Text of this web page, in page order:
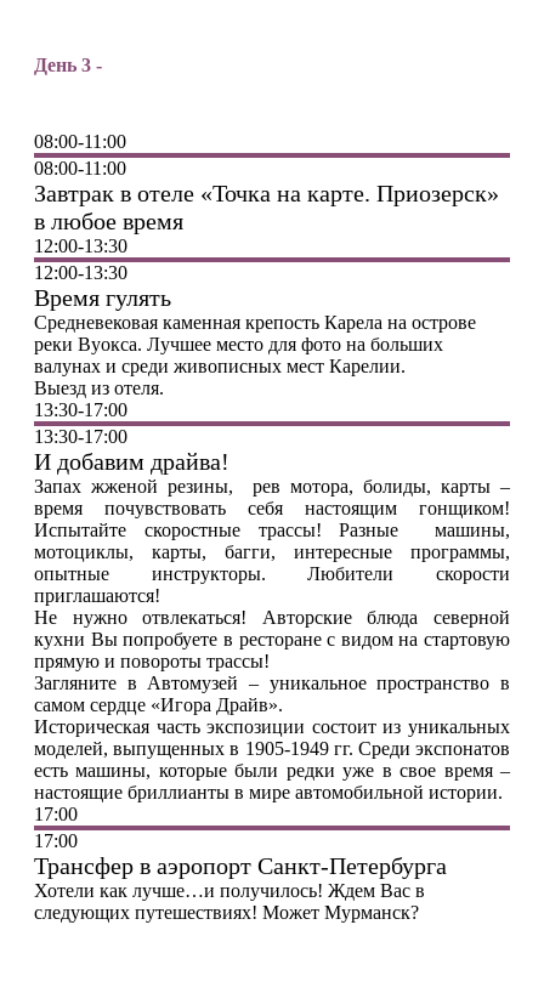
День 3 -
08:00-11:00
08:00-11:00
Завтрак в отеле «Точка на карте. Приозерск»
в любое время
12:00-13:30
12:00-13:30
Время гулять
Средневековая каменная крепость Карела на острове
реки Вуокса. Лучшее место для фото на больших
валунах и среди живописных мест Карелии.
Выезд из отеля.
13:30-17:00
13:30-17:00
И добавим драйва!
Запах жженой резины, рев мотора, болиды, карты –
время почувствовать себя настоящим гонщиком!
Испытайте скоростные трассы! Разные машины,
мотоциклы, карты, багги, интересные программы,
опытные инструкторы. Любители скорости
приглашаются!
Не нужно отвлекаться! Авторские блюда северной
кухни Вы попробуете в ресторане с видом на стартовую
прямую и повороты трассы!
Загляните в Автомузей – уникальное пространство в
самом сердце «Игора Драйв».
Историческая часть экспозиции состоит из уникальных
моделей, выпущенных в 1905-1949 гг. Среди экспонатов
есть машины, которые были редки уже в свое время –
настоящие бриллианты в мире автомобильной истории.
17:00
17:00
Трансфер в аэропорт Санкт-Петербурга
Хотели как лучше…и получилось! Ждем Вас в
следующих путешествиях! Может Мурманск?